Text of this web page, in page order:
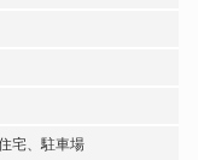
宅、駐車場